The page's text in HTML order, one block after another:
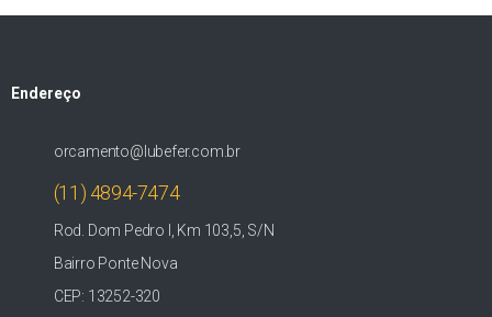
Endereço
orcamento@lubefer.com.br
(11) 4894-7474
Rod. Dom Pedro I, Km 103,5, S/N
Bairro Ponte Nova
CEP: 13252-320